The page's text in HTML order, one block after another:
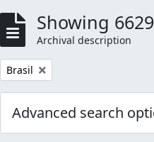
Showing
Archival description
Remove filter:
Brasil
Advanced search